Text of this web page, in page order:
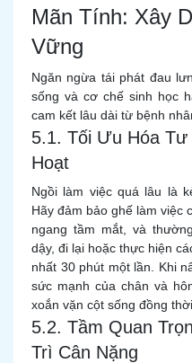
Mãn Tính: Xây
Vững
Ngăn ngừa tái phát đau
sống và cơ chế sinh học
cam kết lâu dài từ bệnh
5.1. Tối Ưu Hóa Tư
Hoạt
Ngồi làm việc quá lâu là
Hãy đảm bảo ghế làm việc
ngang tầm mắt, và
dậy, đi lại hoặc thực hiện
nhất 30 phút một lần. Khi
sức mạnh của chân và
xoắn vặn cột sống đồng thời.
5.2. Tầm Quan
Trì Cân Nặng